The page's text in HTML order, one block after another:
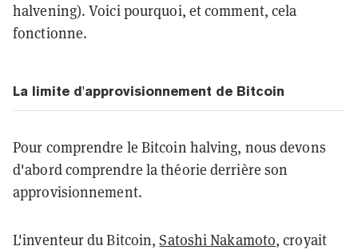
halvening). Voici pourquoi, et comment, cela
fonctionne.
La limite d'approvisionnement de Bitcoin
Pour comprendre le Bitcoin halving, nous devons
d'abord comprendre la théorie derrière son
approvisionnement.
L'inventeur du Bitcoin,Satoshi Nakamoto, croyait